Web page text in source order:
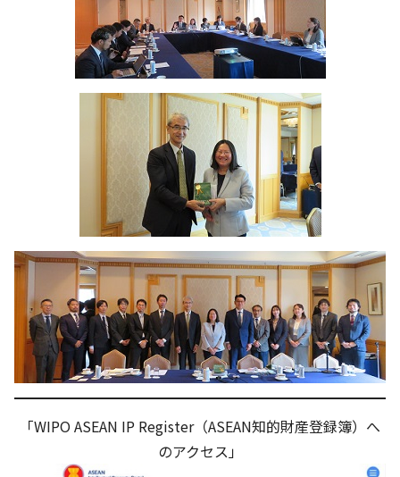
「WIPO ASEAN IP Register（ASEAN知的財産登録簿）へ
のアクセス」